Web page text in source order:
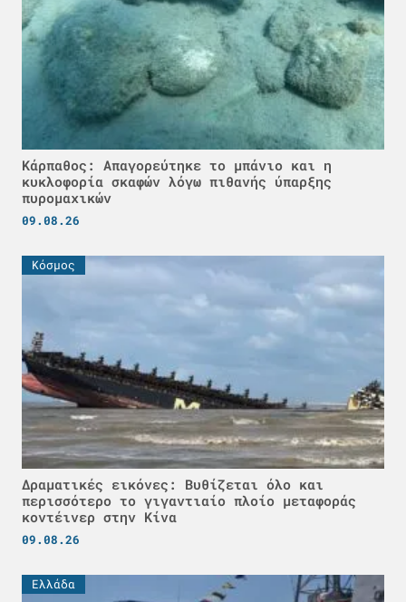
Κάρπαθος: Απαγορεύτηκε το μπάνιο και η
κυκλοφορία σκαφών λόγω πιθανής ύπαρξης
πυρομαχικών
09.08.26
Κόσμος
Δραματικές εικόνες: Βυθίζεται όλο και
περισσότερο το γιγαντιαίο πλοίο μεταφοράς
κοντέινερ στην Κίνα
09.08.26
Ελλάδα